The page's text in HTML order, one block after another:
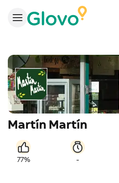
Martín Martín
77% -